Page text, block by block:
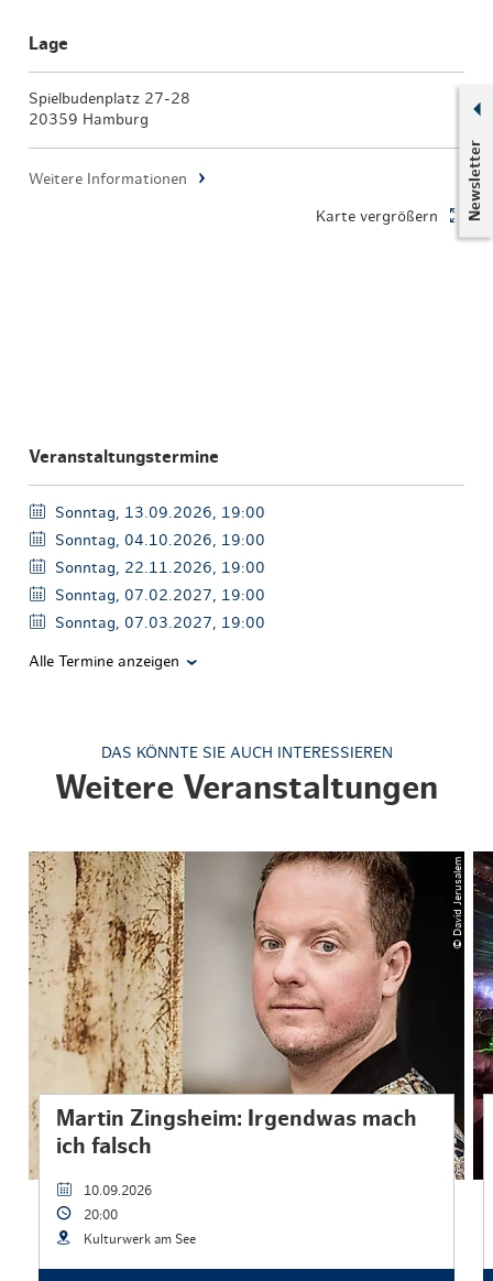
Newsletter
Lage
Spielbudenplatz 27-28
20359 Hamburg
Weitere Informationen
Karte vergrößern
Veranstaltungstermine
Sonntag, 13.09.2026, 19:00
Sonntag, 04.10.2026, 19:00
Sonntag, 22.11.2026, 19:00
Sonntag, 07.02.2027, 19:00
Sonntag, 07.03.2027, 19:00
Alle Termine anzeigen
DAS KÖNNTE SIE AUCH INTERESSIEREN
Weitere Veranstaltungen
© David Jerusalem
Martin Zingsheim: Irgendwas mach
ich falsch
10.09.2026
20:00
Kulturwerk am See